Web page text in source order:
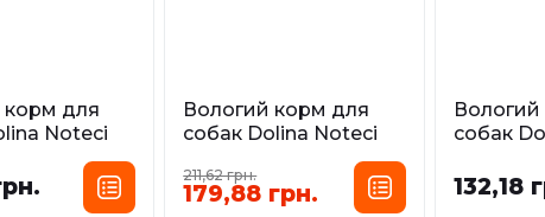
корм для
Noteci
з кроликом
Вологий корм для
собак Dolina Noteci
яловичиною
211,62 грн.
179,88 грн.
собак
та
132,18